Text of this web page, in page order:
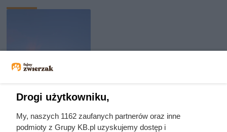
Drogi użytkowniku,
My, naszych 1162 zaufanych partnerów oraz inne
podmioty z Grupy KB.pl uzyskujemy dostęp i